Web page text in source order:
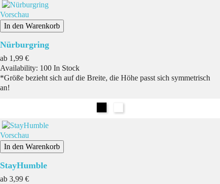
Vorschau
In den Warenkorb
Nürburgring
ab Preis
1,99 €
Availability: 100 In Stock
*Größe bezieht sich auf die Breite, die Höhe passt sich symmetrisch
an!
Vorschau
In den Warenkorb
StayHumble
ab Preis
3,99 €